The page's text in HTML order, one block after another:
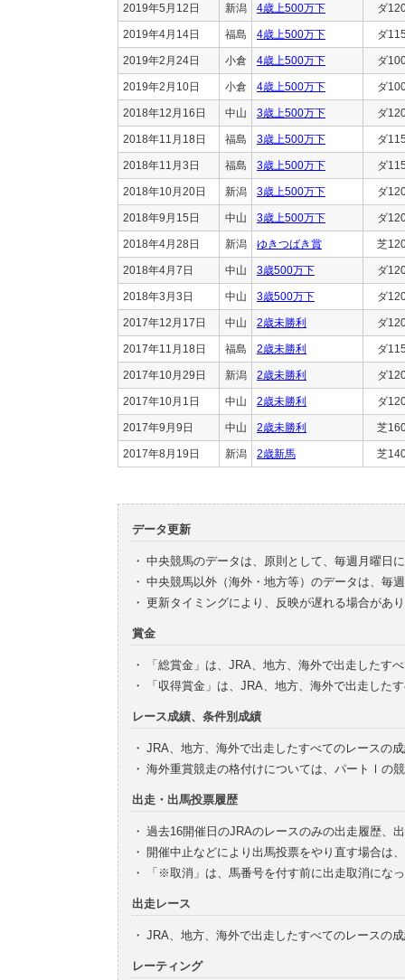
2019年5月12日 新潟 4歳上500万下 ダ
2019年4月14日 福島 4歳上500万下 ダ
2019年2月24日 小倉 4歳上500万下 ダ
2019年2月10日 小倉 4歳上500万下 ダ
2018年12月16日 中山 3歳上500万下 ダ
2018年11月18日 福島 3歳上500万下 ダ
2018年11月3日 福島 3歳上500万下 ダ
2018年10月20日 新潟 3歳上500万下 ダ
2018年9月15日 中山 3歳上500万下 ダ
2018年4月28日 新潟 ゆきつばき賞 芝
2018年4月7日 中山 3歳500万下 ダ
2018年3月3日 中山 3歳500万下 ダ
2017年12月17日 中山 2歳未勝利 ダ
2017年11月18日 福島 2歳未勝利 ダ
2017年10月29日 新潟 2歳未勝利 ダ
2017年10月1日 中山 2歳未勝利 ダ
2017年9月9日 中山 2歳未勝利 芝
2017年8月19日 新潟 2歳新馬 芝
データ更新
・ 中央競馬のデータは、原則として、毎週月曜日
・ 中央競馬以外（海外・地方等）のデータは、毎
・ 更新タイミングにより、反映が遅れる場合があ
賞金
・
「総賞金」は、JRA、地方、海外で出走したす
・
「収得賞金」は、JRA、地方、海外で出走した
レース成績、条件別成績
・ JRA、地方、海外で出走したすべてのレースの
・ 海外重賞競走の格付けについては、パートⅠの
出走・出馬投票履歴
・ 過去16開催日のJRAのレースのみの出走履歴、
・ 開催中止などにより出馬投票をやり直す場合は
・
「※取消」は、馬番号を付す前に出走取消にな
出走レース
・ JRA、地方、海外で出走したすべてのレースの
レーティング